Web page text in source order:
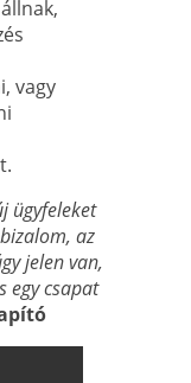
vagy
ügyfeleket
bizalom, az
jelen van,
egy csapat